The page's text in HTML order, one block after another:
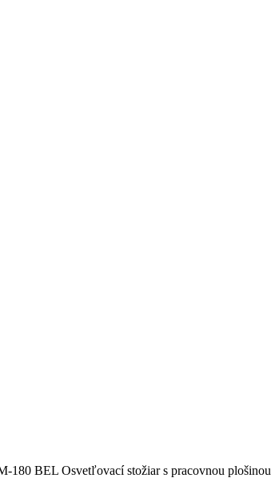
180 BEL Osvetľovací stožiar s pracovnou plošinou